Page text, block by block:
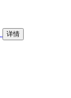
详情